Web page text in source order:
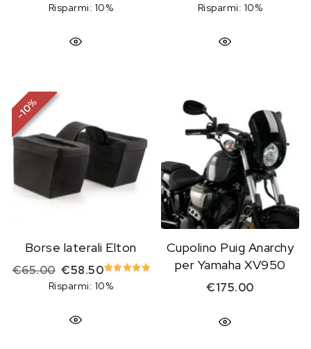
Risparmi: 10% Risparmi: 10%
-
10
%
Borse laterali Elton
€65.00 Il prezzo originale era: €65.00.
€58.50Il prezzo attuale è: €58.50.
Risparmi: 10%
Cupolino Puig Anarchy
per Yamaha XV950
€175.00